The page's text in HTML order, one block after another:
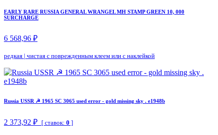
EARLY RARE RUSSIA GENERAL WRANGEL MH STAMP GREEN 10, 000
SURCHARGE
6 568,96 ₽
редкая | чистая с поврежденным клеем или с наклейкой
Russia USSR ☭ 1965 SC 3065 used error - gold missing sky . e1948b
2 373,92 ₽ [ ставок: 0 ]